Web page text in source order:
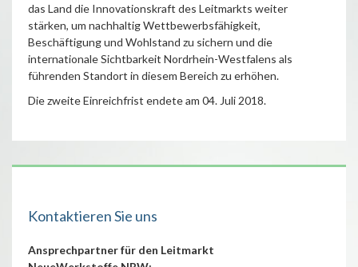
das Land die Innovationskraft des Leitmarkts weiter
stärken, um nachhaltig Wettbewerbsfähigkeit,
Beschäftigung und Wohlstand zu sichern und die
internationale Sichtbarkeit Nordrhein-Westfalens als
führenden Standort in diesem Bereich zu erhöhen.
Die zweite Einreichfrist endete am 04. Juli 2018.
Kontaktieren Sie uns
Ansprechpartner für den Leitmarkt